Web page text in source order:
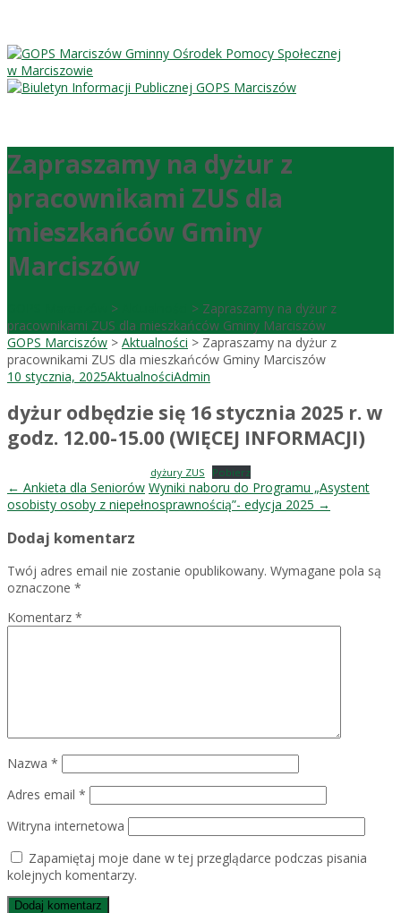
Gminny Ośrodek Pomocy Społecznej
w Marciszowie
Zapraszamy na dyżur z
pracownikami ZUS dla
mieszkańców Gminy
Marciszów
> > Zapraszamy na dyżur z
pracownikami ZUS dla mieszkańców Gminy Marciszów
GOPS Marciszów > Aktualności > Zapraszamy na dyżur z
pracownikami ZUS dla mieszkańców Gminy Marciszów
10 stycznia, 2025AktualnościAdmin
dyżur odbędzie się 16 stycznia 2025 r. w
godz. 12.00-15.00 (WIĘCEJ INFORMACJI)
dyżury ZUS Pobierz
Post
navigation
← Ankieta dla Seniorów Wyniki naboru do Programu „Asystent
osobisty osoby z niepełnosprawnością”- edycja 2025 →
Dodaj komentarz
Twój adres email nie zostanie opublikowany. Wymagane pola są
oznaczone *
Komentarz *
Nazwa *
Adres email *
Witryna internetowa
Zapamiętaj moje dane w tej przeglądarce podczas pisania
kolejnych komentarzy.